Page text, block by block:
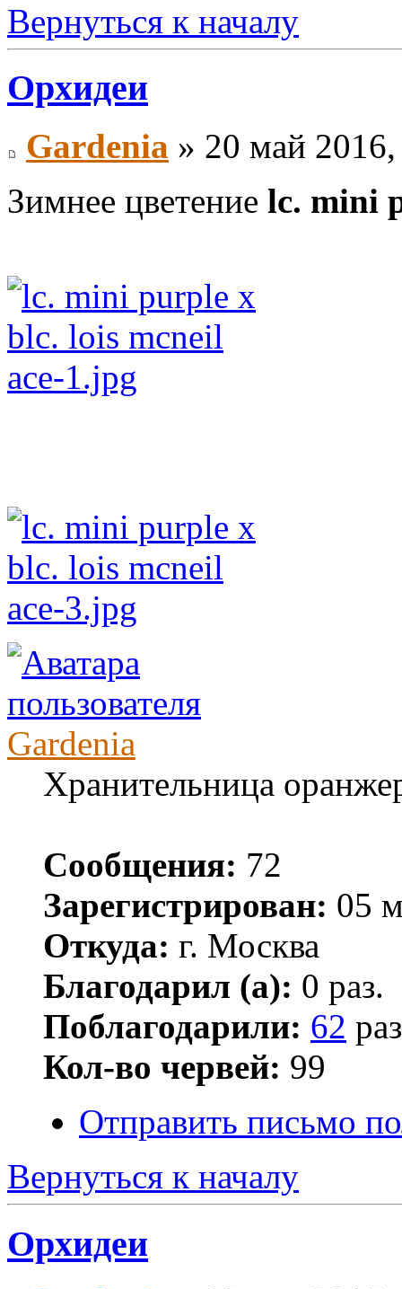
Вернуться к началу
Орхидеи
Gardenia » 20 май
Зимнее цветение lc. mini
Gardenia
Хранительница
Сообщения: 72
Зарегистрирован: 05
Откуда: г. Москва
Благодарил (а): 0 раз.
Поблагодарили: 62
Кол-во червей: 99
Отправить письмо
Вернуться к началу
Орхидеи